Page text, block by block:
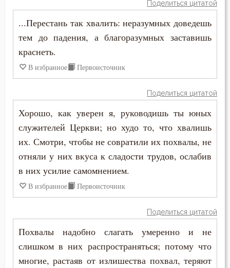
Месть
Милостыня
Молитва
Монах
Мощи
Надежда
Никифор Уединенник
Никодим Святогорец
Николай Сербский
Никон Оптинский (Беляев)
Нил Синайский
Нил Сорский
Паисий (Величковский)
Петр Дамаскин
Пимен Великий
Поликарп Смирнский
Поделиться цитатой
...Перестань так хвалить: неразумных доведешь
тем до падения, а благоразумных заставишь
краснеть.
В избранное Первоисточник
Поделиться цитатой
Хорошо, как уверен я, руководишь ты юных
служителей Церкви; но худо то, что хвалишь
их. Смотри, чтобы не совратили их похвалы, не
отняли у них вкуса к сладости трудов, ослабив
в них усилие самомнением.
В избранное Первоисточник
Поделиться цитатой
Похвалы надобно слагать умеренно и не
слишком в них распространяться; потому что
многие, растаяв от излишества похвал, теряют